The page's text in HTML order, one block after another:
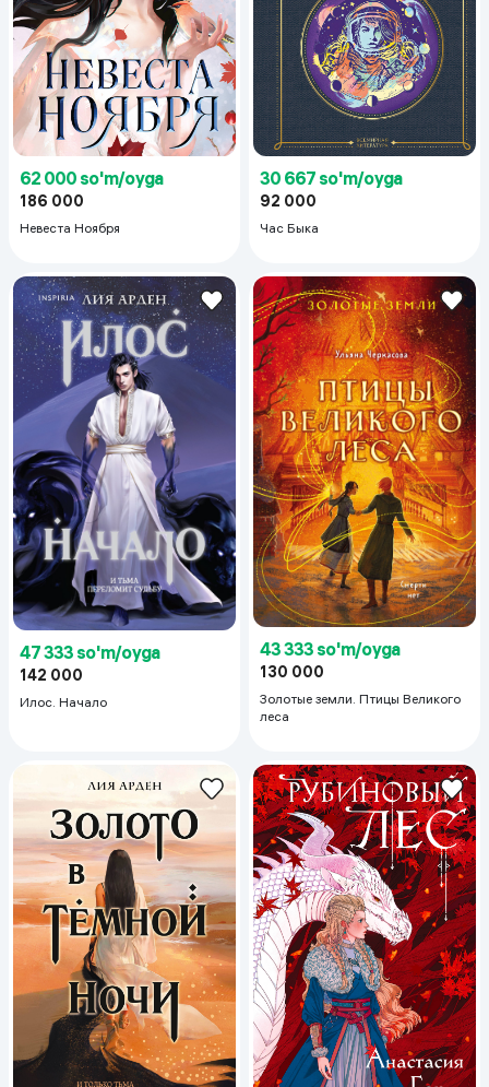
62 000 so'm/oyga
186 000
Невеста Ноября
30 667 so'm/oyga
92 000
Час Быка
47 333 so'm/oyga
142 000
Илос. Начало
43 333 so'm/oyga
130 000
Золотые земли. Птицы Великого
леса